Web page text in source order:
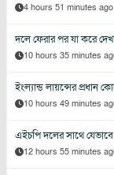
4 hours 51 minutes ago
দলে ফেরার পর যা করে
10 hours 35 minutes
ইংল্যান্ড লায়ন্সের প্রধান
10 hours 49 minutes
এইচপি দলের সাথে
12 hours 55 minutes